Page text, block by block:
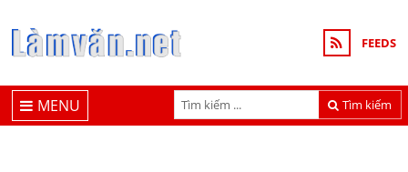
FEEDS
Tìm kiếm
MENU